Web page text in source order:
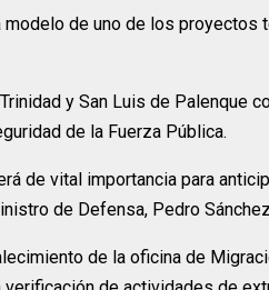
modelo de uno de los
y San Luis de Palenque
de la Fuerza Pública.
de vital importancia para
de Defensa, Pedro
de la oficina de